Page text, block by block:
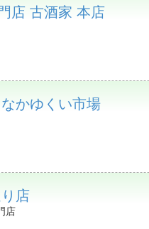
店 古酒家 本店
かゆくい市場
店
店